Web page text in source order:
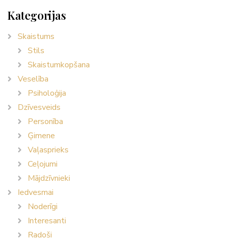
Kategorijas
Skaistums
Stils
Skaistumkopšana
Veselība
Psiholoģija
Dzīvesveids
Personība
Ģimene
Vaļasprieks
Ceļojumi
Mājdzīvnieki
Iedvesmai
Noderīgi
Interesanti
Radoši